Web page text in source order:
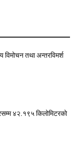
विमोचन तथा अन्तरविमर्श
४२.१९५ किलोमिटरको